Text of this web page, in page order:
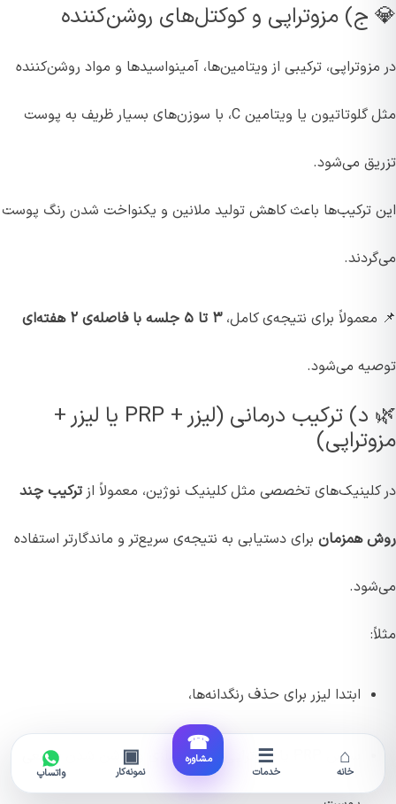
💎 ج) مزوتراپی و کوکتل‌های روشن‌کننده
در مزوتراپی، ترکیبی از ویتامین‌ها، آمینواسیدها و مواد روشن‌کننده
مثل گلوتاتیون یا ویتامین C، با سوزن‌های بسیار ظریف به پوست
تزریق می‌شود.
این ترکیب‌ها باعث کاهش تولید ملانین و یکنواخت شدن رنگ پوست
می‌گردند.
📌 معمولاً برای نتیجه‌ی کامل،۳ تا ۵ جلسه با فاصله‌ی ۲ هفته‌ای
توصیه می‌شود.
🌿 د) ترکیب درمانی (لیزر + PRP یا لیزر +
مزوتراپی)
در کلینیک‌های تخصصی مثل کلینیک نوژین، معمولاً از ترکیب چند
روش همزمان برای دستیابی به نتیجه‌ی سریع‌تر و ماندگارتر استفاده
می‌شود.
مثلاً:
ابتدا لیزر برای حذف رنگدانه‌ها،
سپس PRP یا مزوتراپی برای بازسازی و روشن شدن طبیعی ⌂
خانه
☰
خدمات
☎
مشاوره ▣
نمونه‌کار واتساپ